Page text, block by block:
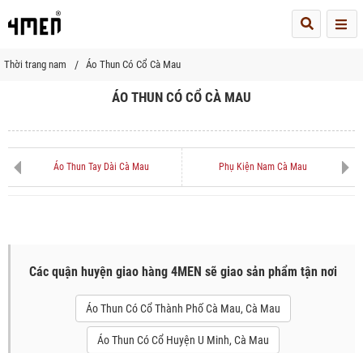
Thời trang nam Áo Thun Có Cổ Cà Mau
ÁO THUN CÓ CỔ CÀ MAU
Áo Thun Tay Dài Cà Mau Phụ Kiện Nam Cà Mau
Các quận huyện giao hàng 4MEN sẽ giao sản phẩm tận nơi
Áo Thun Có Cổ Thành Phố Cà Mau, Cà Mau
Áo Thun Có Cổ Huyện U Minh, Cà Mau